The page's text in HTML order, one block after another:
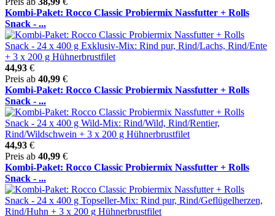
Kombi-Paket: Rocco Classic Probiermix Nassfutter + Rolls
Snack - ...
44,93 €
Preis ab 40,99 €
Kombi-Paket: Rocco Classic Probiermix Nassfutter + Rolls
Snack - ...
44,93 €
Preis ab 40,99 €
Kombi-Paket: Rocco Classic Probiermix Nassfutter + Rolls
Snack - ...